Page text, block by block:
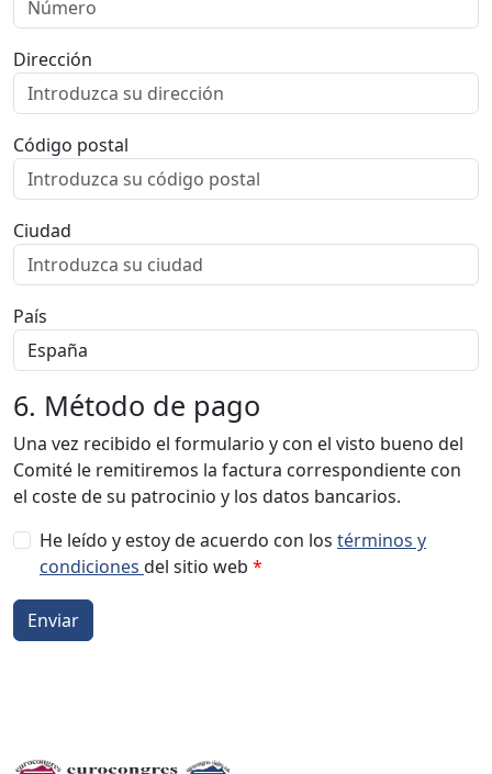
Dirección
Código postal
Ciudad
País
6. Método de pago
Una vez recibido el formulario y con el visto bueno del
Comité le remitiremos la factura correspondiente con
el coste de su patrocinio y los datos bancarios.
He leído y estoy de acuerdo con los términos y
condiciones del sitio web *
Enviar